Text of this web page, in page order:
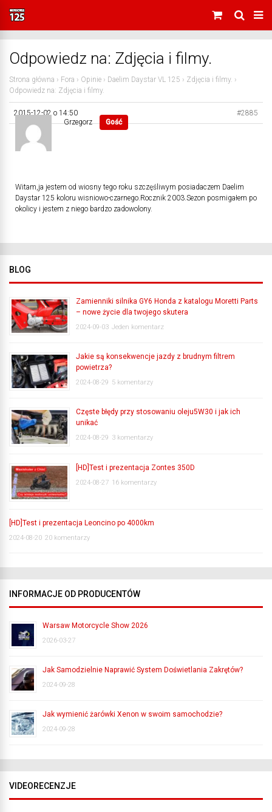
Odpowiedz na: Zdjęcia i filmy.
Strona główna › Fora › Opinie › Daelim Daystar VL 125 › Zdjęcia i filmy. ›
Odpowiedz na: Zdjęcia i filmy.
2015-12-02 o 14:50
#2885
Grzegorz
Gość
Witam,ja jestem od wiosny tego roku szczęśliwym posiadaczem Daelim
Daystar 125 koloru wisniowo-czarnego.Rocznik 2003.Sezon posmigałem po
okolicy i jestem z niego bardzo zadowolony.
BLOG
Zamienniki silnika GY6 Honda z katalogu Moretti Parts
– nowe życie dla twojego skutera
2024-09-03 Jeden komentarz
Jakie są konsekwencje jazdy z brudnym filtrem
powietrza?
2024-08-29 5 komentarzy
Częste błędy przy stosowaniu oleju5W30 i jak ich
unikać
2024-08-29 3 komentarzy
[HD]Test i prezentacja Zontes 350D
2024-08-27 16 komentarzy
[HD]Test i prezentacja Leoncino po 4000km
2024-08-20 20 komentarzy
INFORMACJE OD PRODUCENTÓW
Warsaw Motorcycle Show 2026
2026-03-27
Jak Samodzielnie Naprawić System Doświetlania Zakrętów?
2024-09-28
Jak wymienić żarówki Xenon w swoim samochodzie?
2024-09-28
VIDEORECENZJE